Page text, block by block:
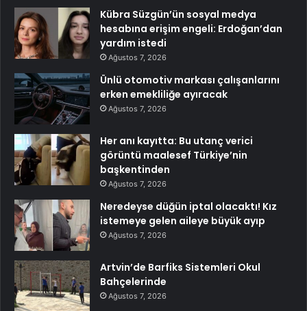
Kübra Süzgün’ün sosyal medya
hesabına erişim engeli: Erdoğan’dan
yardım istedi
Ağustos 7, 2026
Ünlü otomotiv markası çalışanlarını
erken emekliliğe ayıracak
Ağustos 7, 2026
Her anı kayıtta: Bu utanç verici
görüntü maalesef Türkiye’nin
başkentinden
Ağustos 7, 2026
Neredeyse düğün iptal olacaktı! Kız
istemeye gelen aileye büyük ayıp
Ağustos 7, 2026
Artvin’de Barfiks Sistemleri Okul
Bahçelerinde
Ağustos 7, 2026